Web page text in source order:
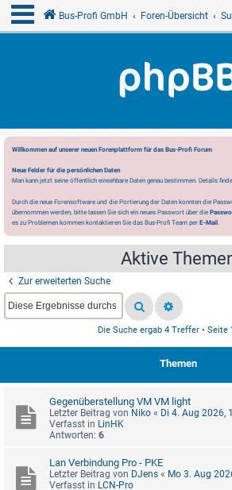
Bus-Profi GmbH Foren-Übersicht
Willkommen auf unserer neuen Forenplattform für das Bus-Profi Forum
Neue Felder für die persönlichen Daten
Man kann jetzt seine öffentlich einsehbare Daten genau bestimmen. Details
Durch die neue Forensoftware und die Portierung der Daten konnten die
übernommen werden, bitte lassen Sie sich ein neues Passwort über die
es zu Problemen kommen kontaktieren Sie das Bus-Profi Team per E-Mail.
Aktive
Zur erweiterten Suche
Die Suche ergab 4 Treffer • Seite
Themen
Gegenüberstellung VM VM light
Letzter Beitrag von Niko « Di 4. Aug 2026,
Verfasst in LinHK
Antworten: 6
Lan Verbindung Pro - PKE
Letzter Beitrag von DJens « Mo 3. Aug
Verfasst in LCN-Pro